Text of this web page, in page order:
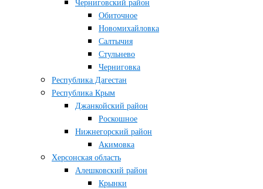
Черниговский район
Обиточное
Новомихайловка
Салтычия
Стульнево
Черниговка
Республика Дагестан
Республика Крым
Джанкойский район
Роскошное
Нижнегорский район
Акимовка
Херсонская область
Алешковский район
Крынки